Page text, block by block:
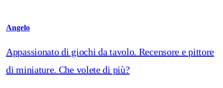
Angelo
Appassionato di giochi da tavolo. Recensore e pittore
di miniature. Che volete di più?